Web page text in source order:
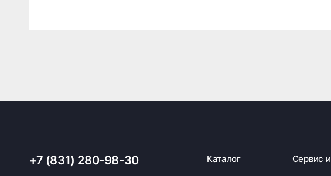
+7 (831) 280-98-30 Каталог Сервис